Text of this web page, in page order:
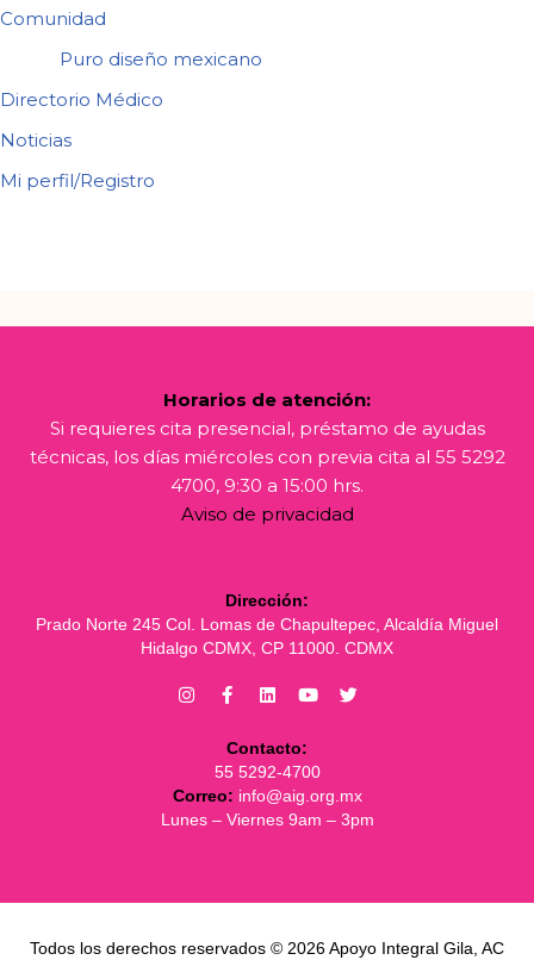
Comunidad
Puro diseño mexicano
Directorio Médico
Noticias
Mi perfil/Registro
Horarios de atención:
Si requieres cita presencial, préstamo de ayudas
técnicas, los días miércoles con previa cita al 55 5292
4700, 9:30 a 15:00 hrs.
Aviso de privacidad
Dirección:
Prado Norte 245 Col. Lomas de Chapultepec, Alcaldía Miguel
Hidalgo CDMX, CP 11000. CDMX
Contacto:
55 5292-4700
Correo: info@aig.org.mx
Lunes – Viernes 9am – 3pm
Todos los derechos reservados © 2026 Apoyo Integral Gila, AC